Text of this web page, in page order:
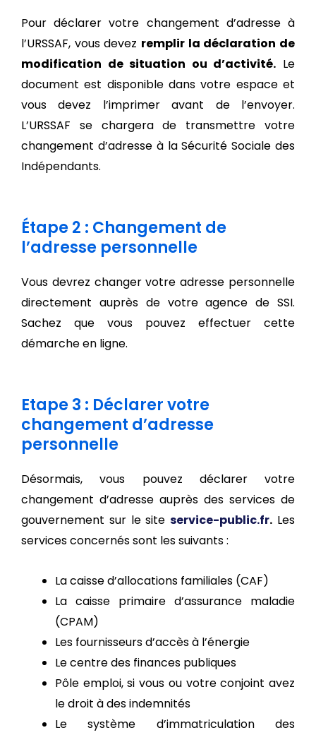
Pour déclarer votre changement d’adresse à
l’URSSAF, vous devez remplir la déclaration de
modification de situation ou d’activité. Le
document est disponible dans votre espace et
vous devez l’imprimer avant de l’envoyer.
L’URSSAF se chargera de transmettre votre
changement d’adresse à la Sécurité Sociale des
Indépendants.
Étape 2 : Changement de
l’adresse personnelle
Vous devrez changer votre adresse personnelle
directement auprès de votre agence de SSI.
Sachez que vous pouvez effectuer cette
démarche en ligne.
Etape 3 : Déclarer votre
changement d’adresse
personnelle
Désormais, vous pouvez déclarer votre
changement d’adresse auprès des services de
gouvernement sur le siteservice-public.fr. Les
services concernés sont les suivants :
La caisse d’allocations familiales (CAF)
La caisse primaire d’assurance maladie
(CPAM)
Les fournisseurs d’accès à l’énergie
Le centre des finances publiques
Pôle emploi, si vous ou votre conjoint avez
le droit à des indemnités
Le système d’immatriculation des